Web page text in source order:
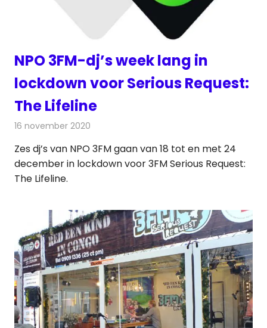
NPO 3FM-dj’s week lang in
lockdown voor Serious Request:
The Lifeline
16 november 2020
Zes dj’s van NPO 3FM gaan van 18 tot en met 24
december in lockdown voor 3FM Serious Request:
The Lifeline.